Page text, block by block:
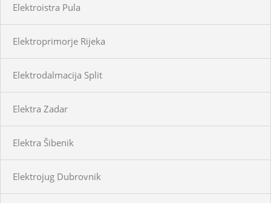
Elektroistra Pula
Elektroprimorje Rijeka
Elektrodalmacija Split
Elektra Zadar
Elektra Šibenik
Elektrojug Dubrovnik